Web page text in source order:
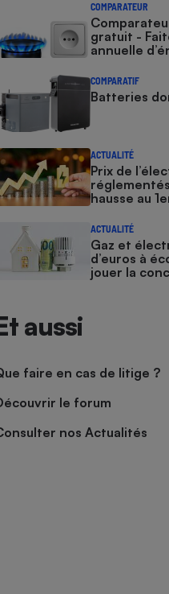
COMPARATEUR
gratuit -
annuelle
COMPARATIF
Batteries
ACTUALITÉ
Prix de
hausse au
ACTUALITÉ
Gaz et
d’euros à
jouer la
aussi
faire en cas de litige ?
le forum
nos Actualités